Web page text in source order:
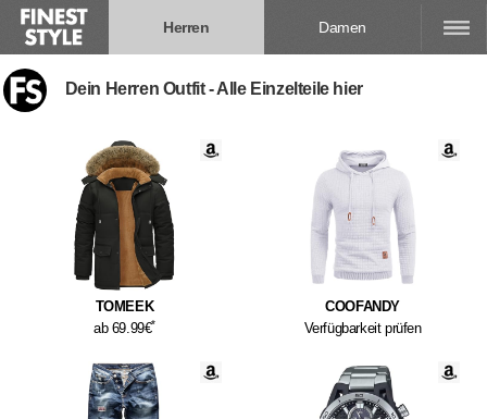
Herren Damen
Dein Herren Outfit - Alle Einzelteile hier
TOMEEK
ab 69.99€*
COOFANDY
Verfügbarkeit prüfen